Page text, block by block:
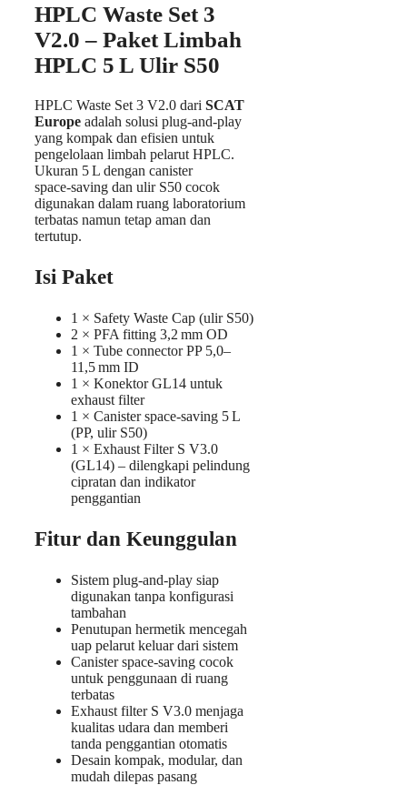
HPLC Waste Set 3
V2.0 – Paket Limbah
HPLC 5 L Ulir S50
HPLC Waste Set 3 V2.0 dari SCAT
Europe adalah solusi plug‑and‑play
yang kompak dan efisien untuk
pengelolaan limbah pelarut HPLC.
Ukuran 5 L dengan canister
space‑saving dan ulir S50 cocok
digunakan dalam ruang laboratorium
terbatas namun tetap aman dan
tertutup.
Isi Paket
1 × Safety Waste Cap (ulir S50)
2 × PFA fitting 3,2 mm OD
1 × Tube connector PP 5,0–
11,5 mm ID
1 × Konektor GL14 untuk
exhaust filter
1 × Canister space‑saving 5 L
(PP, ulir S50)
1 × Exhaust Filter S V3.0
(GL14) – dilengkapi pelindung
cipratan dan indikator
penggantian
Fitur dan Keunggulan
Sistem plug‑and‑play siap
digunakan tanpa konfigurasi
tambahan
Penutupan hermetik mencegah
uap pelarut keluar dari sistem
Canister space‑saving cocok
untuk penggunaan di ruang
terbatas
Exhaust filter S V3.0 menjaga
kualitas udara dan memberi
tanda penggantian otomatis
Desain kompak, modular, dan
mudah dilepas pasang